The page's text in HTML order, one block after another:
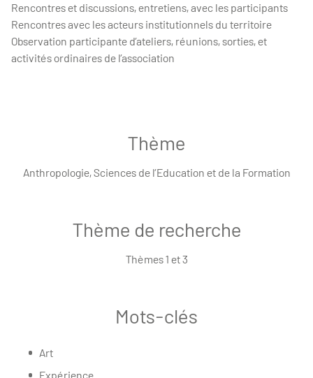
Rencontres et discussions, entretiens, avec les participants
Rencontres avec les acteurs institutionnels du territoire
Observation participante d’ateliers, réunions, sorties, et
activités ordinaires de l’association
Thème
Anthropologie, Sciences de l’Education et de la Formation
Thème de recherche
Thèmes 1 et 3
Mots-clés
Art
Expérience